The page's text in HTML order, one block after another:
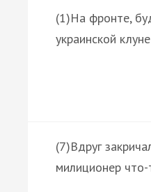
(1)На фронте,
украинской
(7)Вдруг
милиционер